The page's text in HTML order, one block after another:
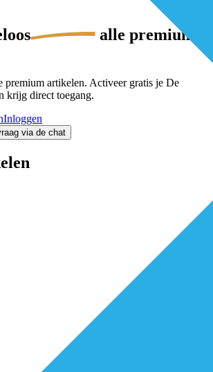
alle premium-
premium artikelen. Activeer gratis je De
krijg direct toegang.
Inloggen
via de chat